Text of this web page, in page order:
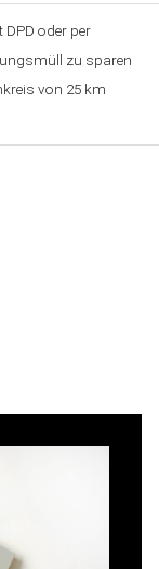
oder per
zu sparen
von 25 km